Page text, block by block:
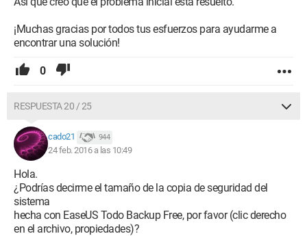
¡Muchas gracias por todos tus esfuerzos para ayudarme a
encontrar una solución!
0
RESPUESTA 20 / 25
cado21 944
24 feb. 2016 a las 10:49
Hola.
¿Podrías decirme el tamaño de la copia de seguridad del
sistema
hecha con EaseUS Todo Backup Free, por favor (clic derecho
en el archivo, propiedades)?